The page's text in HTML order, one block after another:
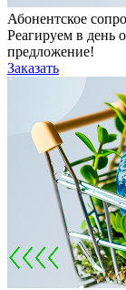
Абонентское
Реагируем в день
предложение!
Заказать